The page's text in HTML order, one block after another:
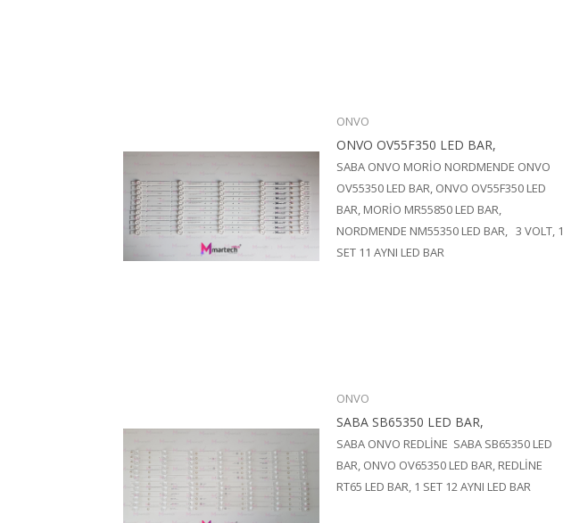
ONVO
ONVO OV55F350 LED BAR,
SABA ONVO MORİO NORDMENDE ONVO
OV55350 LED BAR, ONVO OV55F350 LED
BAR, MORİO MR55850 LED BAR,
NORDMENDE NM55350 LED BAR, 3 VOLT, 1
SET 11 AYNI LED BAR
ONVO
SABA SB65350 LED BAR,
SABA ONVO REDLİNE SABA SB65350 LED
BAR, ONVO OV65350 LED BAR, REDLİNE
RT65 LED BAR, 1 SET 12 AYNI LED BAR